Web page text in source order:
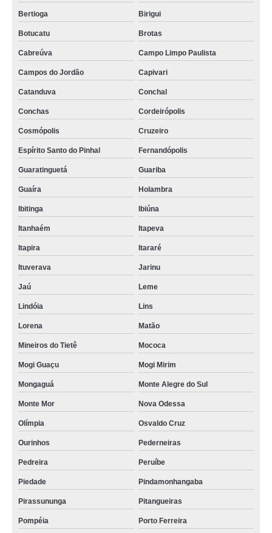
Bertioga Birigui
Botucatu Brotas
Cabreúva Campo Limpo Paulista
Campos do Jordão Capivari
Catanduva Conchal
Conchas Cordeirópolis
Cosmópolis Cruzeiro
Espírito Santo do Pinhal Fernandópolis
Guaratinguetá Guariba
Guaíra Holambra
Ibitinga Ibiúna
Itanhaém Itapeva
Itapira Itararé
Ituverava Jarinu
Jaú Leme
Lindóia Lins
Lorena Matão
Mineiros do Tietê Mococa
Mogi Guaçu Mogi Mirim
Mongaguá Monte Alegre do Sul
Monte Mor Nova Odessa
Olímpia Osvaldo Cruz
Ourinhos Pederneiras
Pedreira Peruíbe
Piedade Pindamonhangaba
Pirassununga Pitangueiras
Pompéia Porto Ferreira